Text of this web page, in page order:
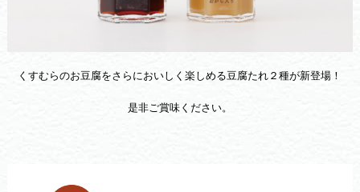
くすむらのお豆腐をさらにおいしく楽しめる豆腐たれ２種が新登場！
是非ご賞味ください。